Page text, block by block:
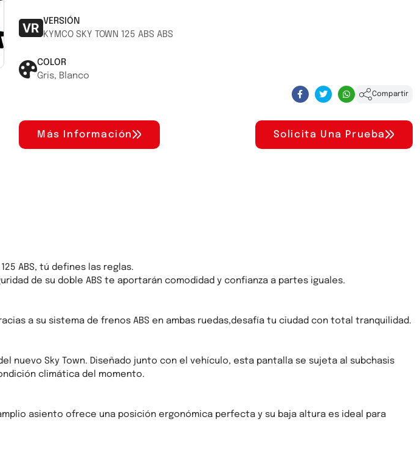
VERSIÓN
KYMCO SKY TOWN 125 ABS ABS
COLOR
Gris, Blanco
Compartir
Más Información Solicita Una Prueba
ABS, tú defines las reglas.
de su doble ABS te aportarán comodidad y confianza a partes iguales.
a su sistema de frenos ABS en ambas ruedas,desafía tu ciudad con total tranquilidad.
Sky Town. Diseñado junto con el vehículo, esta pantalla se sujeta al subchasis
climática del momento.
asiento ofrece una posición ergonómica perfecta y su baja altura es ideal para